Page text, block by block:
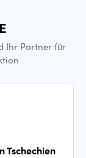
Ihr Partner für
Tschechien